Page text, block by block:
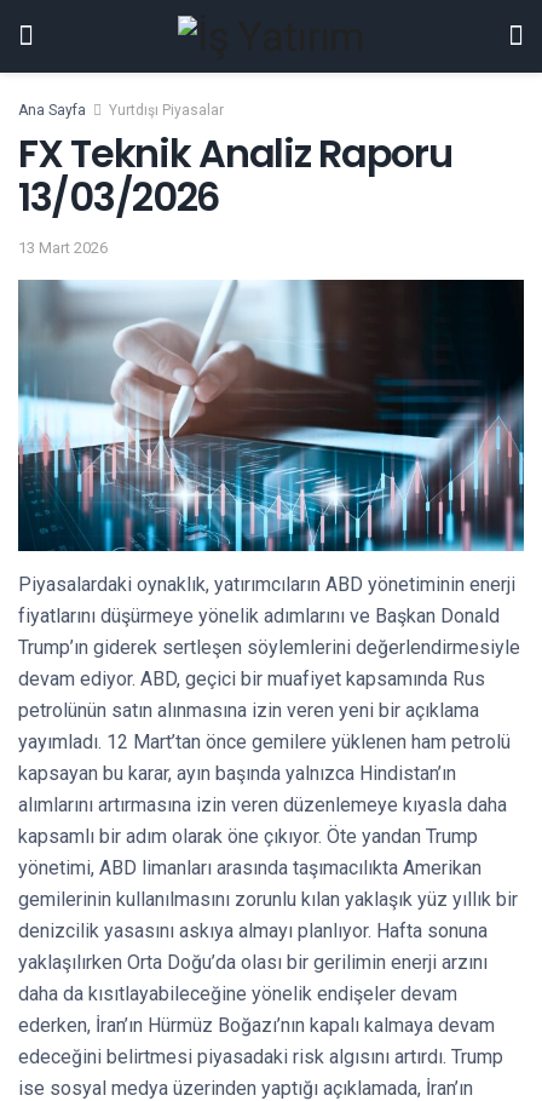
Ana Sayfa Yurtdışı Piyasalar
FX Teknik Analiz Raporu
13/03/2026
13 Mart 2026
Piyasalardaki oynaklık, yatırımcıların ABD yönetiminin enerji
fiyatlarını düşürmeye yönelik adımlarını ve Başkan Donald
Trump’ın giderek sertleşen söylemlerini değerlendirmesiyle
devam ediyor. ABD, geçici bir muafiyet kapsamında Rus
petrolünün satın alınmasına izin veren yeni bir açıklama
yayımladı. 12 Mart’tan önce gemilere yüklenen ham petrolü
kapsayan bu karar, ayın başında yalnızca Hindistan’ın
alımlarını artırmasına izin veren düzenlemeye kıyasla daha
kapsamlı bir adım olarak öne çıkıyor. Öte yandan Trump
yönetimi, ABD limanları arasında taşımacılıkta Amerikan
gemilerinin kullanılmasını zorunlu kılan yaklaşık yüz yıllık bir
denizcilik yasasını askıya almayı planlıyor. Hafta sonuna
yaklaşılırken Orta Doğu’da olası bir gerilimin enerji arzını
daha da kısıtlayabileceğine yönelik endişeler devam
ederken, İran’ın Hürmüz Boğazı’nın kapalı kalmaya devam
edeceğini belirtmesi piyasadaki risk algısını artırdı. Trump
ise sosyal medya üzerinden yaptığı açıklamada, İran’ın